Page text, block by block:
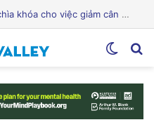
Bệnh viện Silicon Valley: Một trong những cơ sở y tế hàng đầu tại Mỹ